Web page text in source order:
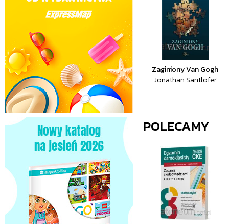
Zaginiony Van Gogh
Jonathan Santlofer
POLECAMY